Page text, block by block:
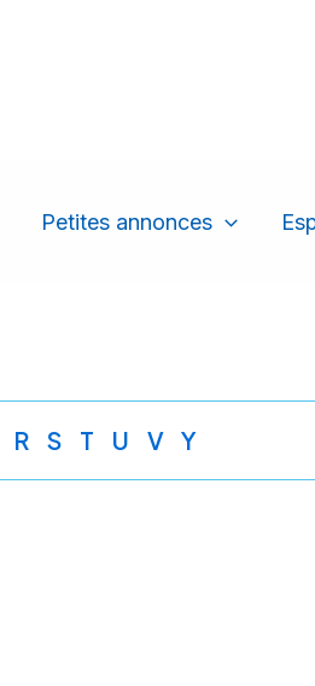
Petites annonces
RS T U VY